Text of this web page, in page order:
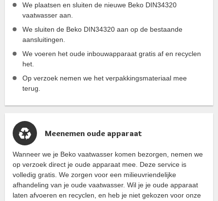
We plaatsen en sluiten de nieuwe Beko DIN34320
vaatwasser aan.
We sluiten de Beko DIN34320 aan op de bestaande
aansluitingen.
We voeren het oude inbouwapparaat gratis af en recyclen
het.
Op verzoek nemen we het verpakkingsmateriaal mee
terug.
Meenemen oude apparaat
Wanneer we je Beko vaatwasser komen bezorgen, nemen we
op verzoek direct je oude apparaat mee. Deze service is
volledig gratis. We zorgen voor een milieuvriendelijke
afhandeling van je oude vaatwasser. Wil je je oude apparaat
laten afvoeren en recyclen, en heb je niet gekozen voor onze